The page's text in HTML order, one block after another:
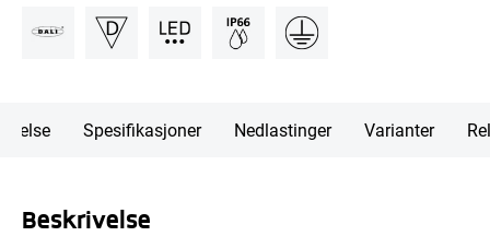
Spesifikasjoner Nedlastinger Varianter
Beskrivelse